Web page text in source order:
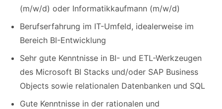
(m/w/d) oder Informatikkaufmann (m/w/d)
Berufserfahrung im IT-Umfeld, idealerweise im
Bereich BI-Entwicklung
Sehr gute Kenntnisse in BI- und ETL-Werkzeugen
des Microsoft BI Stacks und/oder SAP Business
Objects sowie relationalen Datenbanken und SQL
Gute Kenntnisse in der rationalen und